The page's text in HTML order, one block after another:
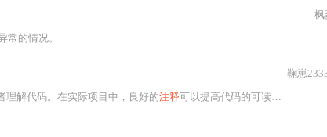
常的情况。
枫
理解代码。在实际项目中，良好的注释可以提高代码的可读性
鞠崽